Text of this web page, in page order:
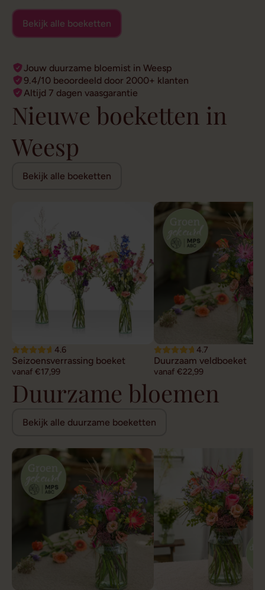
Bekijk alle boeketten
Jouw duurzame bloemist in Weesp
9.4/10 beoordeeld door 2000+ klanten
Altijd 7 dagen vaasgarantie
Nieuwe boeketten in
Weesp
Bekijk alle boeketten
4.6
Seizoensverrassing boeket
vanaf €17,99
4.7
Duurzaam veldboeket
vanaf €22,99
Duurzame bloemen
Bekijk alle duurzame boeketten